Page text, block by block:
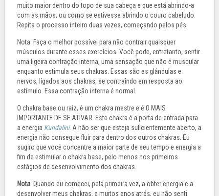
muito maior dentro do topo de sua cabeça e que está abrindo-a
com as mãos, ou como se estivesse abrindo o couro cabeludo.
Repita o processo inteiro duas vezes, começando pelos pés.
Nota: Faça o melhor possível para não contrair quaisquer
músculos durante esses exercícios. Você pode, entretanto, sentir
uma ligeira contração interna, uma sensação que não é muscular
enquanto estimula seus chakras. Essas são as glândulas e
nervos, ligados aos chakras, se contraindo em resposta ao
estímulo. Essa contração interna é normal.
O chakra base ou raiz, é um chakra mestre e é O MAIS
IMPORTANTE DE SE ATIVAR. Este chakra é a porta de entrada para
a energia Kundalini. A não ser que esteja suficientemente aberto, a
energia não consegue fluir para dentro dos outros chakras. Eu
sugiro que você concentre a maior parte de seu tempo e energia a
fim de estimular o chakra base, pelo menos nos primeiros
estágios de desenvolvimento dos chakras.
Nota: Quando eu comecei, pela primeira vez, a obter energia e a
desenvolver meus chakras, a muitos anos atrás, eu não senti